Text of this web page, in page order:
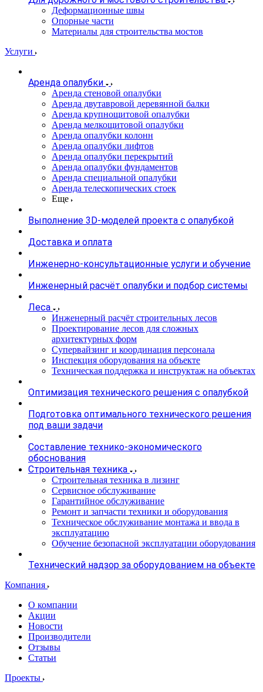
Деформационные швы
Опорные части
Материалы для строительства мостов
Услуги
Аренда опалубки
Аренда стеновой опалубки
Аренда двутавровой деревянной балки
Аренда крупнощитовой опалубки
Аренда мелкощитовой опалубки
Аренда опалубки колонн
Аренда опалубки лифтов
Аренда опалубки перекрытий
Аренда опалубки фундаментов
Аренда специальной опалубки
Аренда телескопических стоек
Еще
Выполнение 3D-моделей проекта с опалубкой
Доставка и оплата
Инженерно-консультационные услуги и обучение
Инженерный расчёт опалубки и подбор системы
Леса
Инженерный расчёт строительных лесов
Проектирование лесов для сложных
архитектурных форм
Супервайзинг и координация персонала
Инспекция оборудования на объекте
Техническая поддержка и инструктаж на объектах
Оптимизация технического решения с опалубкой
Подготовка оптимального технического решения
под ваши задачи
Составление технико-экономического
обоснования
Строительная техника
Строительная техника в лизинг
Сервисное обслуживание
Гарантийное обслуживание
Ремонт и запчасти техники и оборудования
Техническое обслуживание монтажа и ввода в
эксплуатацию
Обучение безопасной эксплуатации оборудования
Технический надзор за оборудованием на объекте
Компания
О компании
Акции
Новости
Производители
Отзывы
Статьи
Проекты